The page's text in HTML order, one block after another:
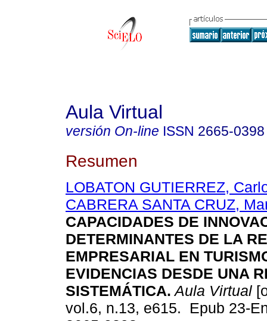
Aula Virtual
versión On-line ISSN 2665-0398
Resumen
LOBATON GUTIERREZ,
CABRERA SANTA CRUZ,
CAPACIDADES DE
DETERMINANTES DE LA
EMPRESARIAL EN
EVIDENCIAS DESDE UNA
SISTEMÁTICA. Aula Virtual
vol.6, n.13, e615. Epub 23-